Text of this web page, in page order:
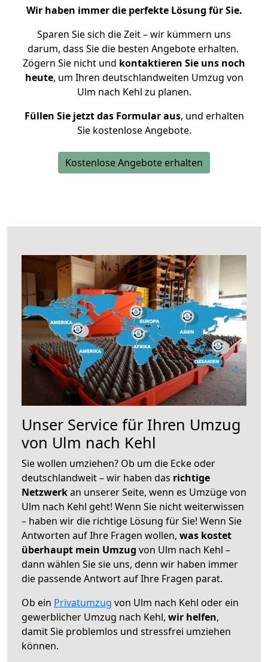
Wir haben immer die perfekte Lösung für Sie.
Sparen Sie sich die Zeit – wir kümmern uns
darum, dass Sie die besten Angebote erhalten.
Zögern Sie nicht und kontaktieren Sie uns noch
heute, um Ihren deutschlandweiten Umzug von
Ulm nach Kehl zu planen.
Füllen Sie jetzt das Formular aus, und erhalten
Sie kostenlose Angebote.
Kostenlose Angebote erhalten
Unser Service für Ihren Umzug
von Ulm nach Kehl
Sie wollen umziehen? Ob um die Ecke oder
deutschlandweit – wir haben das richtige
Netzwerkan unserer Seite, wenn es Umzüge von
Ulm nach Kehl geht! Wenn Sie nicht weiterwissen
– haben wir die richtige Lösung für Sie! Wenn Sie
Antworten auf Ihre Fragen wollen, was kostet
überhaupt mein Umzug von Ulm nach Kehl –
dann wählen Sie sie uns, denn wir haben immer
die passende Antwort auf Ihre Fragen parat.
Ob ein Privatumzug von Ulm nach Kehl oder ein
gewerblicher Umzug nach Kehl, wir helfen,
damit Sie problemlos und stressfrei umziehen
können.